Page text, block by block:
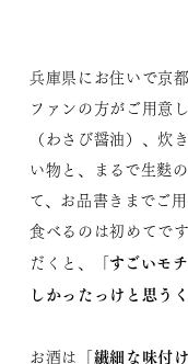
兵庫県にお住いで京
ファンの方がご用意
（わさび醤油）、炊
い物と、まるで生麩
て、お品書きまでご
食べるのは初めてで
だくと、「すごいモ
しかったっけと思う
お酒は「繊細な味付